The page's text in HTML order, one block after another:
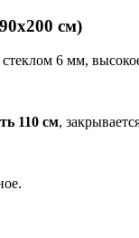
см)
6 мм,
110 см,